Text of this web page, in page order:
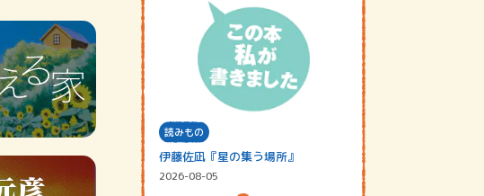
読みもの
伊藤佐凪『星の集う場所』
2026-08-05